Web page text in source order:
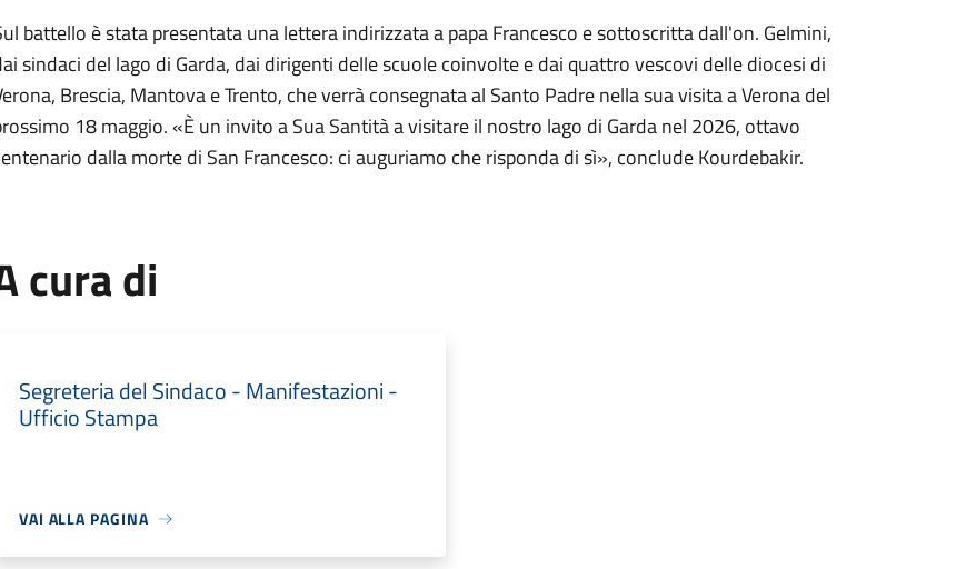
battello è stata presentata una lettera indirizzata a papa Francesco e sottoscritta dall'on. Gelmini,
sindaci del lago di Garda, dai dirigenti delle scuole coinvolte e dai quattro vescovi delle diocesi di
Brescia, Mantova e Trento, che verrà consegnata al Santo Padre nella sua visita a Verona del
18 maggio. «È un invito a Sua Santità a visitare il nostro lago di Garda nel 2026, ottavo
dalla morte di San Francesco: ci auguriamo che risponda di sì», conclude Kourdebakir.
cura di
Segreteria del Sindaco - Manifestazioni -
Ufficio Stampa
VAI ALLA PAGINA